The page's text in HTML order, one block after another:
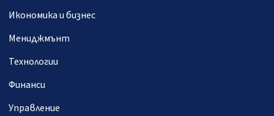
Икономика и бизнес
Мениджмънт
Технологии
Финанси
Управление